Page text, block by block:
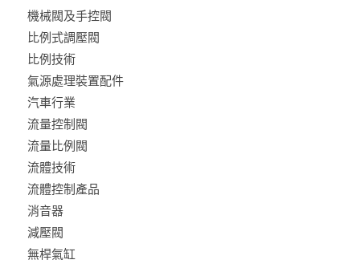
機械閥及手控閥
比例式調壓閥
比例技術
氣源處理裝置配件
汽車行業
流量控制閥
流量比例閥
流體技術
流體控制產品
消音器
減壓閥
無桿氣缸